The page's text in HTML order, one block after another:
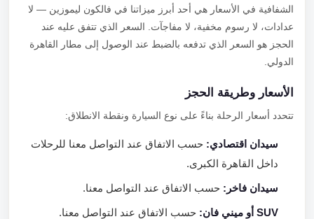
الشفافية في الأسعار هي أحد أبرز ميزاتنا في فالكون ليموزين — لا
عدادات، لا رسوم مخفية، لا مفاجآت. السعر الذي تتفق عليه عند
الحجز هو السعر الذي تدفعه بالضبط عند الوصول إلى مطار القاهرة
الدولي.
الأسعار وطريقة الحجز
تتحدد أسعار الرحلة بناءً على نوع السيارة ونقطة الانطلاق:
سيدان اقتصادي:حسب الاتفاق عند التواصل معنا للرحلات
داخل القاهرة الكبرى.
سيدان فاخر:حسب الاتفاق عند التواصل معنا.
SUV أو ميني فان: حسب الاتفاق عند التواصل معنا.